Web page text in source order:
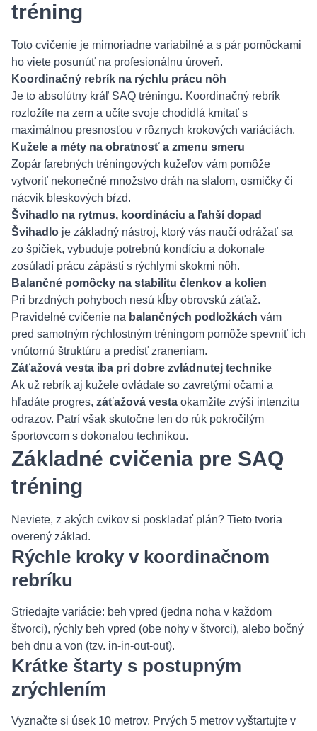
tréning
Toto cvičenie je mimoriadne variabilné a s pár pomôckami
ho viete posunúť na profesionálnu úroveň.
Koordinačný rebrík na rýchlu prácu nôh
Je to absolútny kráľ SAQ tréningu. Koordinačný rebrík
rozložíte na zem a učíte svoje chodidlá kmitať s
maximálnou presnosťou v rôznych krokových variáciách.
Kužele a méty na obratnosť a zmenu smeru
Zopár farebných tréningových kužeľov vám pomôže
vytvoriť nekonečné množstvo dráh na slalom, osmičky či
nácvik bleskových bŕzd.
Švihadlo na rytmus, koordináciu a ľahší dopad
Švihadlo je základný nástroj, ktorý vás naučí odrážať sa
zo špičiek, vybuduje potrebnú kondíciu a dokonale
zosúladí prácu zápästí s rýchlymi skokmi nôh.
Balančné pomôcky na stabilitu členkov a kolien
Pri brzdných pohyboch nesú kĺby obrovskú záťaž.
Pravidelné cvičenie na balančných podložkách vám
pred samotným rýchlostným tréningom pomôže spevniť ich
vnútornú štruktúru a predísť zraneniam.
Záťažová vesta iba pri dobre zvládnutej technike
Ak už rebrík aj kužele ovládate so zavretými očami a
hľadáte progres, záťažová vesta okamžite zvýši intenzitu
odrazov. Patrí však skutočne len do rúk pokročilým
športovcom s dokonalou technikou.
Základné cvičenia pre SAQ
tréning
Neviete, z akých cvikov si poskladať plán? Tieto tvoria
overený základ.
Rýchle kroky v koordinačnom
rebríku
Striedajte variácie: beh vpred (jedna noha v každom
štvorci), rýchly beh vpred (obe nohy v štvorci), alebo bočný
beh dnu a von (tzv. in-in-out-out).
Krátke štarty s postupným
zrýchlením
Vyznačte si úsek 10 metrov. Prvých 5 metrov vyštartujte v